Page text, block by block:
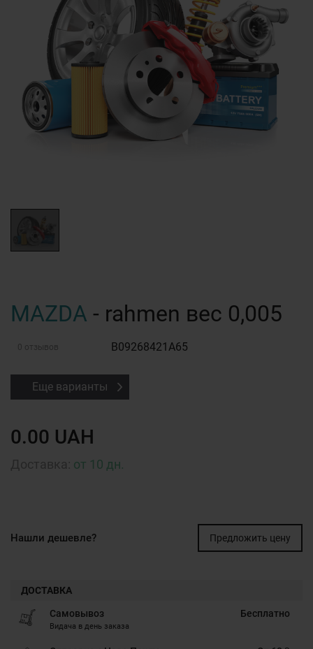
MAZDA - rahmen вес 0,005
0 отзывов B09268421A65
Еще варианты
0.00 UAH
от 10 дн.
Нашли дешевле? Предложить цену
ДОСТАВКА
Самовывоз
Видача в день заказа
Бесплатно